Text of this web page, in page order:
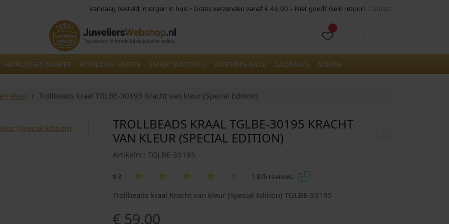
Vandaag besteld, morgen in huis • Gratis verzenden vanaf € 49,00 – Niet goed? Geld retour! Contact
HORLOGES DAMES HORLOGE HEREN SMARTWATCHES KORTING-SALE CADEAU’S NIEUW
kleur Trollbeads kraal TGLBE-30195 Kracht van kleur (Special Edition)
TROLLBEADS KRAAL TGLBE-30195 KRACHT
VAN KLEUR (SPECIAL EDITION)
Artikelnr.: TGLBE-30195
9.3 1.875 reviews
Trollbeads kraal Kracht van kleur (Special Edition) TGLBE-30195
€ 59,00